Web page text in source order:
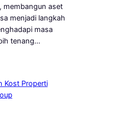
membangun aset
menjadi langkah
masa
tenang…